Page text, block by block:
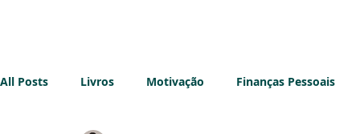
All Posts Livros Motivação Finanças Pessoais